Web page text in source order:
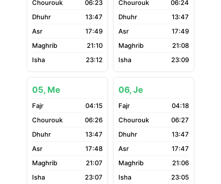
06:23
13:47
17:49
21:10
23:12
06:24
13:47
17:49
21:08
23:09
05, Me
04:15
06:26
13:47
17:48
21:07
23:07
06, Je
04:18
06:27
13:47
17:47
21:06
23:05